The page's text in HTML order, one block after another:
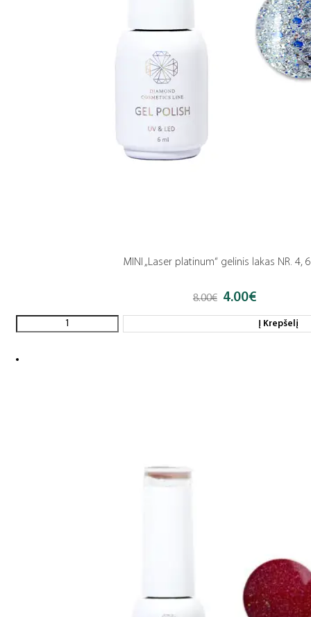
MINI „Laser platinum“ gelinis lakas NR. 4,
8.00€ Original
4.00€Current
is:Į Krepšelį